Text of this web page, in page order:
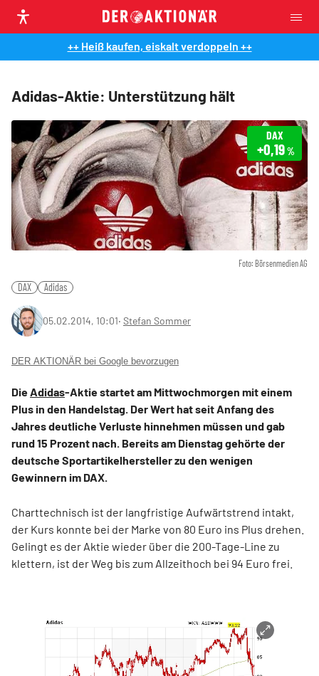
++ Heiß kaufen, eiskalt verdoppeln ++
Adidas-Aktie: Unterstützung hält
Foto: Börsenmedien AG
DAX
+0,19%
DAX Adidas
05.02.2014, 10:01‧ Stefan Sommer
DER AKTIONÄR bei Google bevorzugen
DieAdidas-Aktie startet am Mittwochmorgen mit einem
Plus in den Handelstag. Der Wert hat seit Anfang des
Jahres deutliche Verluste hinnehmen müssen und gab
rund 15 Prozent nach. Bereits am Dienstag gehörte der
deutsche Sportartikelhersteller zu den wenigen
Gewinnern im DAX.
Charttechnisch ist der langfristige Aufwärtstrend intakt,
der Kurs konnte bei der Marke von 80 Euro ins Plus drehen.
Gelingt es der Aktie wieder über die 200-Tage-Line zu
klettern, ist der Weg bis zum Allzeithoch bei 94 Euro frei.